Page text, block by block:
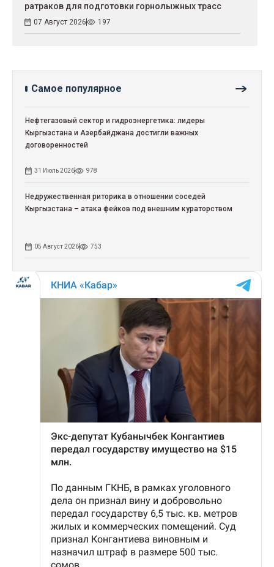
ратраков для подготовки горнолыжных трасс
07 Август 2026 197
Самое популярное
Нефтегазовый сектор и гидроэнергетика: лидеры
Кыргызстана и Азербайджана достигли важных
договоренностей
31 Июль 2026 978
Недружественная риторика в отношении соседей
Кыргызстана – атака фейков под внешним кураторством
05 Август 2026 753